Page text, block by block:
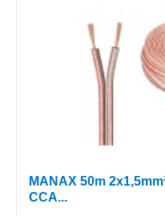
MANAX 50m
CCA...